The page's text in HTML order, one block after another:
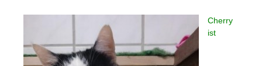
Cherry
ist